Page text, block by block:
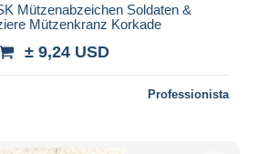
Mützenabzeichen Soldaten &
Mützenkranz Korkade
± 9,24 USD
Professionista